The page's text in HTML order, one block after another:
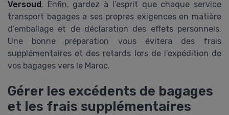
Versoud. Enfin, gardez à l’esprit que chaque service
transport bagages a ses propres exigences en matière
d’emballage et de déclaration des effets personnels.
Une bonne préparation vous évitera des frais
supplémentaires et des retards lors de l’expédition de
vos bagages vers le Maroc.
Gérer les excédents de bagages
et les frais supplémentaires